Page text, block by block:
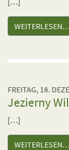
WEITERLESEN…
FREITAG, 18.
Jezierny
[…]
WEITERLESEN…